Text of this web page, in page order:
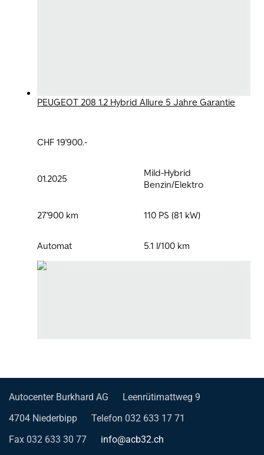
Autocenter Burkhard AG
Leenrütimattweg 9
4704 Niederbipp
Telefon 032 633 17 71
Fax 032 633 30 77
info@acb32.ch